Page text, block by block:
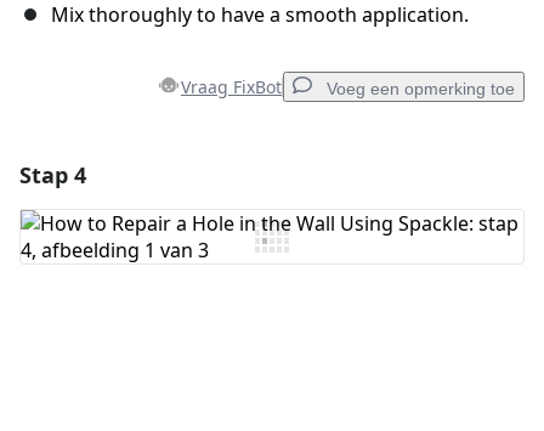
Mix thoroughly to have a smooth application.
Vraag FixBot Voeg een opmerking toe
Voeg opmerking toe
Stap 4